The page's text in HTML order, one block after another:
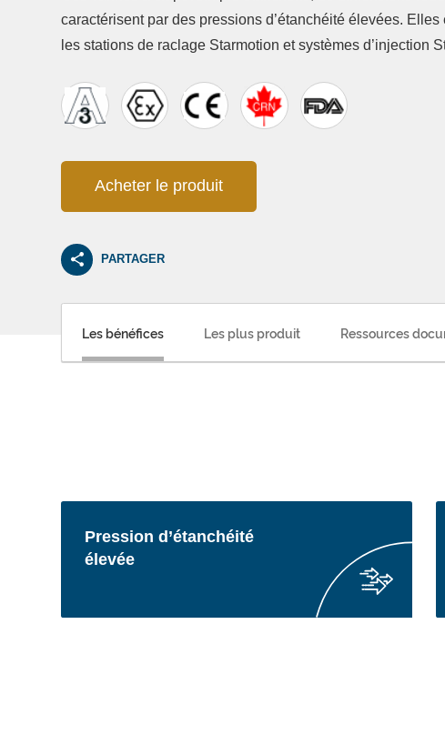
caractérisent par des pressions d’étanchéité élevées. Elles
les stations de raclage Starmotion et systèmes d’injection
Acheter le produit
PARTAGER
Les bénéfices Les plus produit Ressources
Pression d’étanchéité
élevée